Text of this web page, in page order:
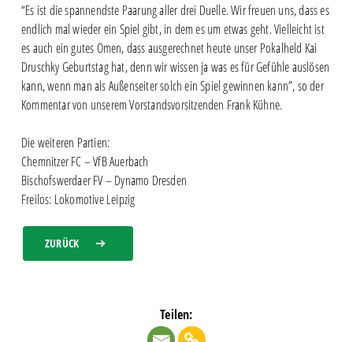
“Es ist die spannendste Paarung aller drei Duelle. Wir freuen uns, dass es
endlich mal wieder ein Spiel gibt, in dem es um etwas geht. Vielleicht ist
es auch ein gutes Omen, dass ausgerechnet heute unser Pokalheld Kai
Druschky Geburtstag hat, denn wir wissen ja was es für Gefühle auslösen
kann, wenn man als Außenseiter solch ein Spiel gewinnen kann”, so der
Kommentar von unserem Vorstandsvorsitzenden Frank Kühne.
Die weiteren Partien:
Chemnitzer FC – VfB Auerbach
Bischofswerdaer FV – Dynamo Dresden
Freilos: Lokomotive Leipzig
ZURÜCK
Teilen: